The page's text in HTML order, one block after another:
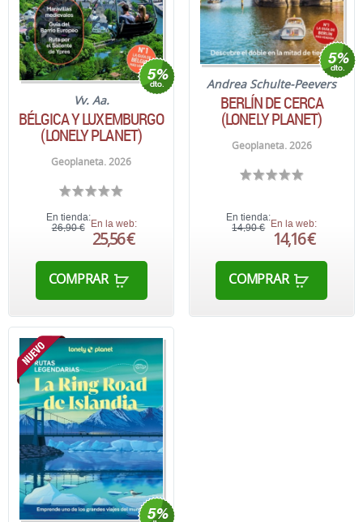
Vv. Aa.
BÉLGICA Y LUXEMBURGO
(LONELY PLANET)
Geoplaneta. 2026
En tienda:
26,90 € En la web:
25,56 €
COMPRAR
Andrea Schulte-Peevers
BERLÍN DE CERCA
(LONELY PLANET)
Geoplaneta. 2026
En tienda:
14,90 € En la web:
14,16 €
COMPRAR